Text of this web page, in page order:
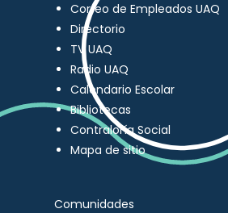
Correo de Empleados UAQ
Directorio
TV UAQ
Radio UAQ
Calendario Escolar
Bibliotecas
Contraloría Social
Mapa de sitio
Comunidades